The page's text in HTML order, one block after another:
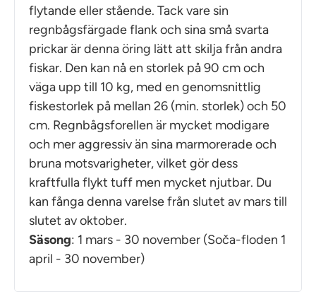
flytande eller stående. Tack vare sin
regnbågsfärgade flank och sina små svarta
prickar är denna öring lätt att skilja från andra
fiskar. Den kan nå en storlek på 90 cm och
väga upp till 10 kg, med en genomsnittlig
fiskestorlek på mellan 26 (min. storlek) och 50
cm. Regnbågsforellen är mycket modigare
och mer aggressiv än sina marmorerade och
bruna motsvarigheter, vilket gör dess
kraftfulla flykt tuff men mycket njutbar. Du
kan fånga denna varelse från slutet av mars till
slutet av oktober.
Säsong: 1 mars - 30 november (Soča-floden 1
april - 30 november)